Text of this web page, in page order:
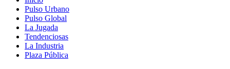
Pulso Urbano
Pulso Global
La Jugada
Tendenciosas
La Industria
Plaza Pública